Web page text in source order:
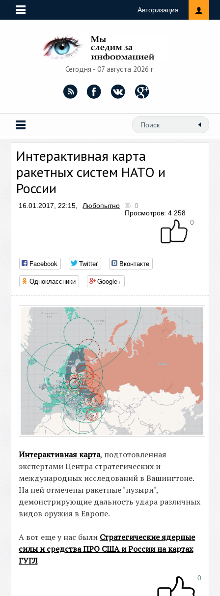
Авторизация
Сегодня - 07 августа 2026 г
Интерактивная карта
ракетных систем НАТО и
России
16.01.2017, 22:15, Любопытно
0
Просмотров: 4 258
0
Facebook Twitter
Вконтакте
Одноклассники
Google+
Интерактивная карта, подготовленная
экспертами Центра стратегических и
международных исследований в Вашингтоне.
На ней отмечены ракетные "пузыри",
демонстрирующие дальность удара различных
видов оружия в Европе.
А вот еще у нас были Стратегические ядерные
силы и средства ПРО США и России на картах
ГУГЛ
0